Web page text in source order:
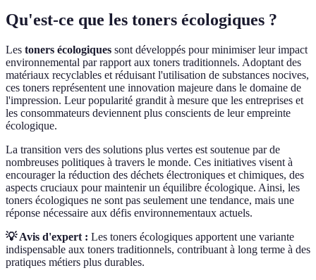
Qu'est-ce que les toners écologiques ?
Les toners écologiques sont développés pour minimiser leur impact
environnemental par rapport aux toners traditionnels. Adoptant des
matériaux recyclables et réduisant l'utilisation de substances nocives,
ces toners représentent une innovation majeure dans le domaine de
l'impression. Leur popularité grandit à mesure que les entreprises et
les consommateurs deviennent plus conscients de leur empreinte
écologique.
La transition vers des solutions plus vertes est soutenue par de
nombreuses politiques à travers le monde. Ces initiatives visent à
encourager la réduction des déchets électroniques et chimiques, des
aspects cruciaux pour maintenir un équilibre écologique. Ainsi, les
toners écologiques ne sont pas seulement une tendance, mais une
réponse nécessaire aux défis environnementaux actuels.
💡 Avis d'expert : Les toners écologiques apportent une variante
indispensable aux toners traditionnels, contribuant à long terme à des
pratiques métiers plus durables.